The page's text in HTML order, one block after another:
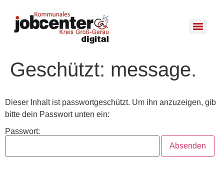
Geschützt: message.
Dieser Inhalt ist passwortgeschützt. Um ihn anzuzeigen, gib
bitte dein Passwort unten ein:
Passwort: